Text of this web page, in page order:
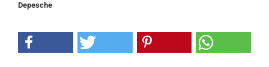
Depesche